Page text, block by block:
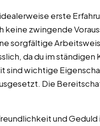
erste
keine zwingende
sorgfältige
da du im
sind wichtige
Die
und Geduld